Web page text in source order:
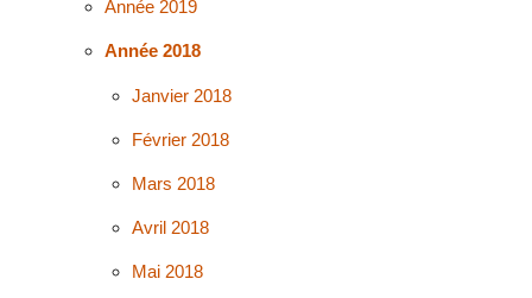
Année 2019
Année 2018
Janvier 2018
Février 2018
Mars 2018
Avril 2018
Mai 2018